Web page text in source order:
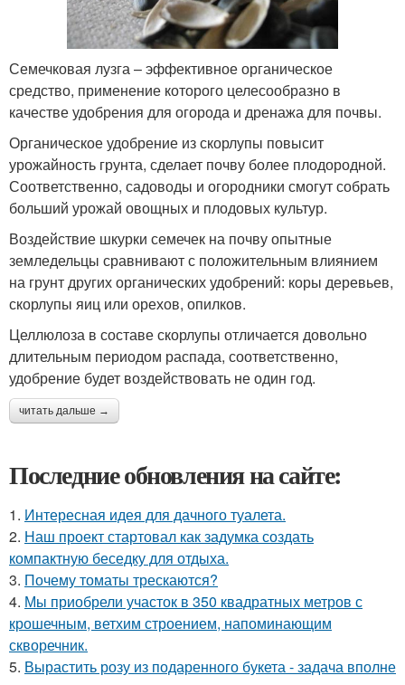
Семечковая лузга – эффективное органическое
средство, применение которого целесообразно в
качестве удобрения для огорода и дренажа для почвы.
Органическое удобрение из скорлупы повысит
урожайность грунта, сделает почву более плодородной.
Соответственно, садоводы и огородники смогут собрать
больший урожай овощных и плодовых культур.
Воздействие шкурки семечек на почву опытные
земледельцы сравнивают с положительным влиянием
на грунт других органических удобрений: коры деревьев,
скорлупы яиц или орехов, опилков.
Целлюлоза в составе скорлупы отличается довольно
длительным периодом распада, соответственно,
удобрение будет воздействовать не один год.
читать дальше →
Последние обновления на сайте:
1. Интересная идея для дачного туалета.
2. Наш проект стартовал как задумка создать
компактную беседку для отдыха.
3. Почему томаты трескаются?
4. Мы приобрели участок в 350 квадратных метров с
крошечным, ветхим строением, напоминающим
скворечник.
5. Вырастить розу из подаренного букета - задача вполне